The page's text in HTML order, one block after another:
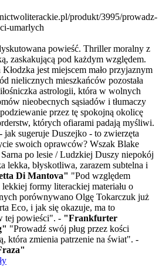
produkt/3995/prowadz-
umarlych
powieść. Thriller moralny z
zaskakującą pod każdym względem.
jest miejscem mało przyjaznym
nielicznych mieszkańców pozostała
astrologii, która w wolnych
nieobecnych sąsiadów i tłumaczy
przez tę spokojną okolicę
których ofiarami padają myśliwi.
sugeruje Duszejko - to zwierzęta
swoich oprawców? Wszak Blake
Sarna po lesie / Ludzkiej Duszy niepokój
lekka, błyskotliwa, zarazem subtelna i
Di Mantova" "Pod względem
lekkiej formy literackiej materiału o
porównywano Olgę Tokarczuk już
Eco, i jak się okazuje, ma to
tej powieści". - "Frankfurter
"Prowadź swój pług przez kości
która zmienia patrzenie na świat". -